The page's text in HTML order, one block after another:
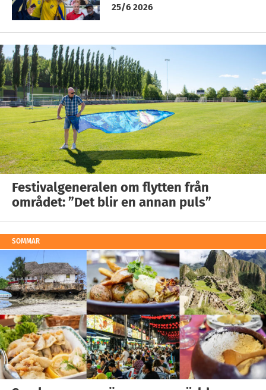
25/6 2026
Festivalgeneralen om flytten från
området: ”Det blir en annan puls”
SOMMAR